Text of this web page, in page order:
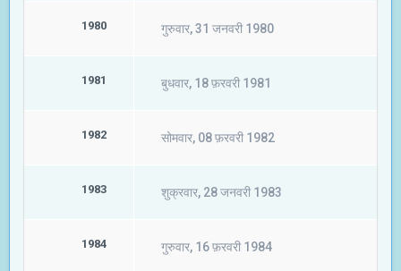
1980 गुरुवार, 31 जनवरी 1980
1981 बुधवार, 18 फ़रवरी 1981
1982 सोमवार, 08 फ़रवरी 1982
1983 शुक्रवार, 28 जनवरी 1983
1984 गुरुवार, 16 फ़रवरी 1984